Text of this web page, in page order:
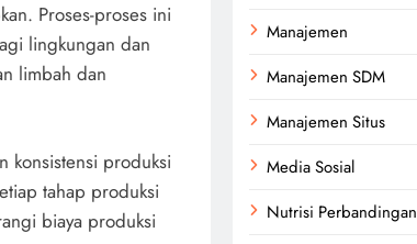
Proses-proses ini
lingkungan dan
limbah dan
konsistensi produksi
tahap produksi
biaya produksi
Manajemen
Manajemen SDM
Manajemen Situs
Media Sosial
Nutrisi Perbandingan